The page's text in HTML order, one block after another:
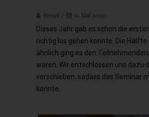
Henri 11. Mai 2022
Dieses Jahr gab es schon die
richtig los gehen konnte. Die
ähnlich ging es den
waren. Wir entschlossen uns dazu
verschieben, sodass das Seminar
konnte.